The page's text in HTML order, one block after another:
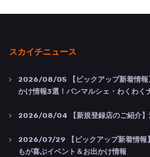
スカイチニュース
2026/08/05 【ピックアップ新着情
かけ情報3選！パンマルシェ・わくわく
2026/08/04 【新規登録店のご紹介
2026/07/29 【ピックアップ新着情
もが喜ぶイベント＆お出かけ情報